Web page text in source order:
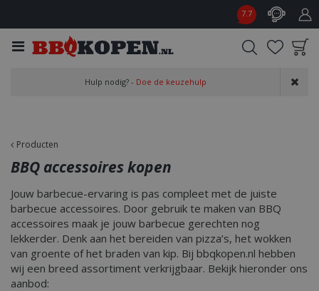
Producten
7.7
aan wensenlijst
Hulp nodig? - Doe de keuzehulp
BBQ accessoires kopen
Jouw barbecue-ervaring is pas compleet met de juiste
barbecue accessoires. Door gebruik te maken van BBQ
accessoires maak je jouw barbecue gerechten nog
lekkerder. Denk aan het bereiden van pizza’s, het wokken
van groente of het braden van kip. Bij bbqkopen.nl hebben
wij een breed assortiment verkrijgbaar. Bekijk hieronder ons
aanbod: